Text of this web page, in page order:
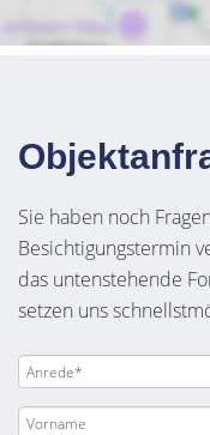
Sie haben noch
Besichtigungstermin
das untenstehende
setzen uns